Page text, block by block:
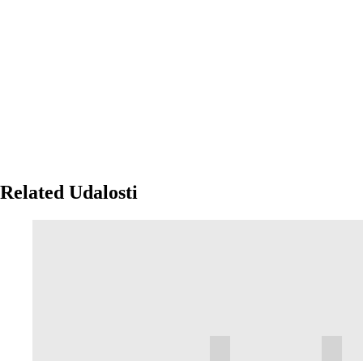
Related Udalosti